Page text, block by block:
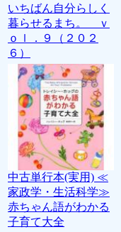
いちばん自分らしく
暮らせるまち。 ｖ
ｏｌ．９（２０２
６）
中古単行本(実用) ≪
家政学・生活科学≫
赤ちゃん語がわかる
子育て大全